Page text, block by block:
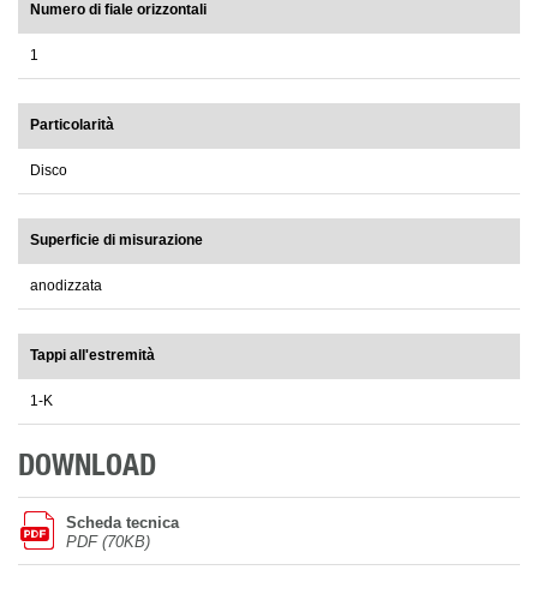
Numero di fiale orizzontali
1
Particolarità
Disco
Superficie di misurazione
anodizzata
Tappi all'estremità
1-K
DOWNLOAD
Scheda tecnica
PDF (70KB)